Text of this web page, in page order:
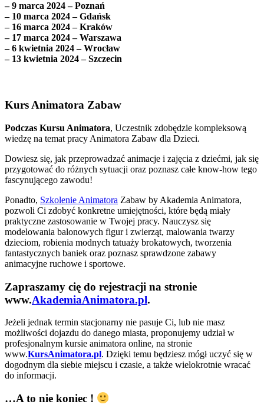
– 9 marca 2024 – Poznań
– 10 marca 2024 – Gdańsk
– 16 marca 2024 – Kraków
– 17 marca 2024 – Warszawa
– 6 kwietnia 2024 – Wrocław
– 13 kwietnia 2024 – Szczecin
Kurs Animatora Zabaw
Podczas Kursu Animatora, Uczestnik zdobędzie kompleksową
wiedzę na temat pracy Animatora Zabaw dla Dzieci.
Dowiesz się, jak przeprowadzać animacje i zajęcia z dziećmi, jak się
przygotować do różnych sytuacji oraz poznasz całe know-how tego
fascynującego zawodu!
Ponadto, Szkolenie Animatora Zabaw by Akademia Animatora,
pozwoli Ci zdobyć konkretne umiejętności, które będą miały
praktyczne zastosowanie w Twojej pracy. Nauczysz się
modelowania balonowych figur i zwierząt, malowania twarzy
dzieciom, robienia modnych tatuaży brokatowych, tworzenia
fantastycznych baniek oraz poznasz sprawdzone zabawy
animacyjne ruchowe i sportowe.
Zapraszamy cię do rejestracji na stronie
www.AkademiaAnimatora.pl.
Jeżeli jednak termin stacjonarny nie pasuje Ci, lub nie masz
możliwości dojazdu do danego miasta, proponujemy udział w
profesjonalnym kursie animatora online, na stronie
www.KursAnimatora.pl. Dzięki temu będziesz mógł uczyć się w
dogodnym dla siebie miejscu i czasie, a także wielokrotnie wracać
do informacji.
…A to nie koniec !